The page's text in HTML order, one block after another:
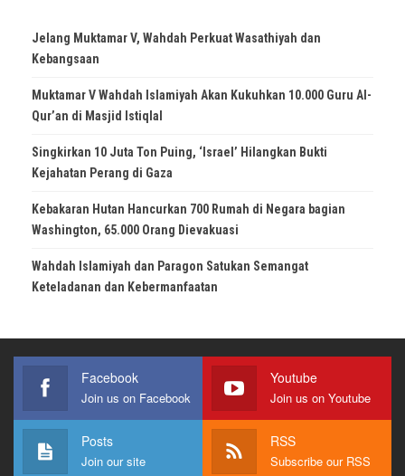
Jelang Muktamar V, Wahdah Perkuat Wasathiyah dan
Kebangsaan
Muktamar V Wahdah Islamiyah Akan Kukuhkan 10.000 Guru Al-
Qur’an di Masjid Istiqlal
Singkirkan 10 Juta Ton Puing, ‘Israel’ Hilangkan Bukti
Kejahatan Perang di Gaza
Kebakaran Hutan Hancurkan 700 Rumah di Negara bagian
Washington, 65.000 Orang Dievakuasi
Wahdah Islamiyah dan Paragon Satukan Semangat
Keteladanan dan Kebermanfaatan
Facebook
Join us on Facebook
Youtube
Join us on Youtube
Posts
Join our site
RSS
Subscribe our RSS